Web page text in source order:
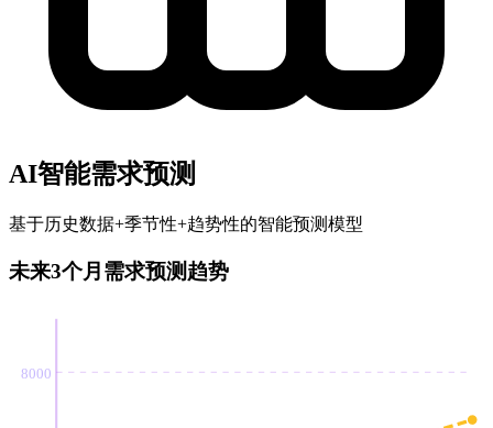
AI智能需求预测
基于历史数据+季节性+趋势性的智能预测模型
未来3个月需求预测趋势
8000